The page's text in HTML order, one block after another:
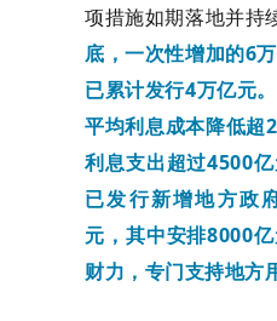
项措施如期落地并持
底，一次性增加的6
已累计发行4万亿元。
平均利息成本降低超
利息支出超过4500
已发行新增地方政
元，其中安排8000
财力，专门支持地方